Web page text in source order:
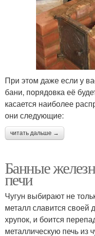
При этом даже если у
бани, порядовка её
касается наиболее
они следующие:
читать дальше →
Банные
печи
Чугун выбирают не
металл славится своей
хрупок, и боится
металлическую печь из